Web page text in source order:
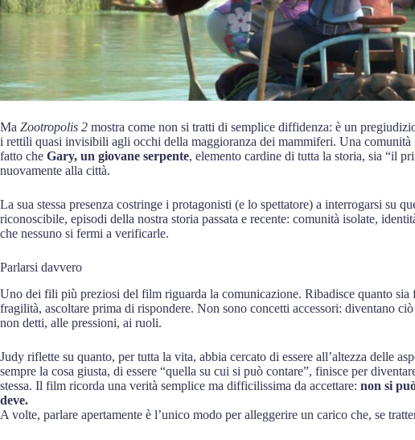
Ma Zootropolis 2 mostra come non si tratti di semplice diffidenza: è un
i rettili quasi invisibili agli occhi della maggioranza dei mammiferi. Una
fatto che Gary, un giovane serpente, elemento cardine di tutta la storia, sia “il
nuovamente alla città.
La sua stessa presenza costringe i protagonisti (e lo spettatore) a interrogarsi su
riconoscibile, episodi della nostra storia passata e recente: comunità isolate,
che nessuno si fermi a verificarle.
Parlarsi davvero
Uno dei fili più preziosi del film riguarda la comunicazione. Ribadisce quanto sia
fragilità, ascoltare prima di rispondere. Non sono concetti accessori: diventano
non detti, alle pressioni, ai ruoli.
Judy riflette su quanto, per tutta la vita, abbia cercato di essere all’altezza delle
sempre la cosa giusta, di essere “quella su cui si può contare”, finisce per
stessa. Il film ricorda una verità semplice ma difficilissima da accettare: non si
deve.
A volte, parlare apertamente è l’unico modo per alleggerire un carico che, se